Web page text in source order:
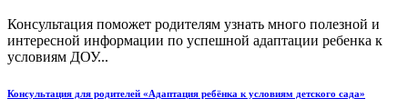
Консультация поможет родителям узнать много полезной и
интересной информации по успешной адаптации ребенка к
условиям ДОУ...
Консультация для родителей «Адаптация ребёнка к условиям детского сада»